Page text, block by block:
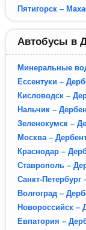
Пятигорск –
Автобусы в
Минеральные
Ессентуки –
Кисловодск –
Нальчик –
Зеленокумск –
Москва –
Краснодар –
Ставрополь –
Санкт-Петербург
Волгоград –
Новороссийск –
Евпатория –